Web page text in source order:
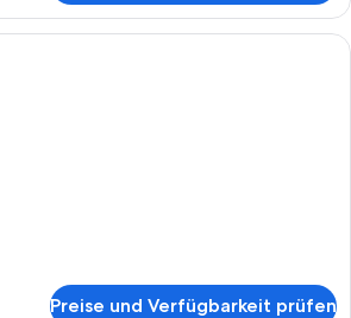
Ein Schlafzimmer mit Holz-Kopfteil,
Preise und Verfügbarkeit prüfen